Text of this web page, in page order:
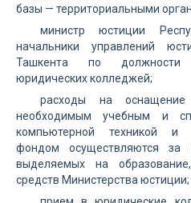
базы — территориальными
министр юстиции
начальники управлений
Ташкента по должности
юридических колледжей;
расходы на оснащение
необходимым учебным и
компьютерной техникой и
фондом осуществляются за
выделяемых на
средств Министерства юстиции;